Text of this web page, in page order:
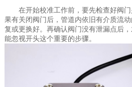
在开始校准工作前，要先检查好阀门
果有关闭阀门后，管道内依旧有介质流
复或更换好。再确认阀门没有泄漏点后
能忽视开头这个重要的步骤。